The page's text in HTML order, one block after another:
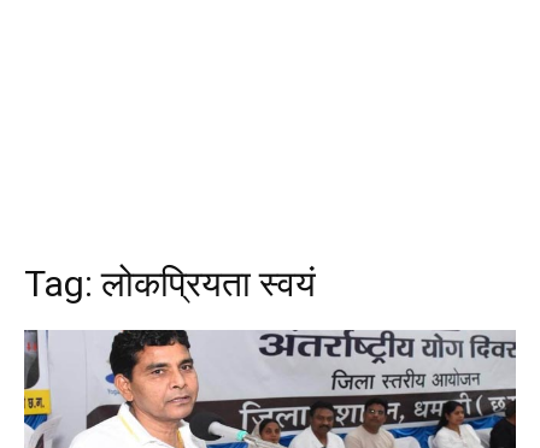
Tag:लोकप्रियता स्वयं